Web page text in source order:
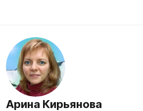
Арина Кирьянова